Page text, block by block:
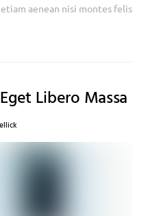
aenean nisi montes felis
Libero Massa